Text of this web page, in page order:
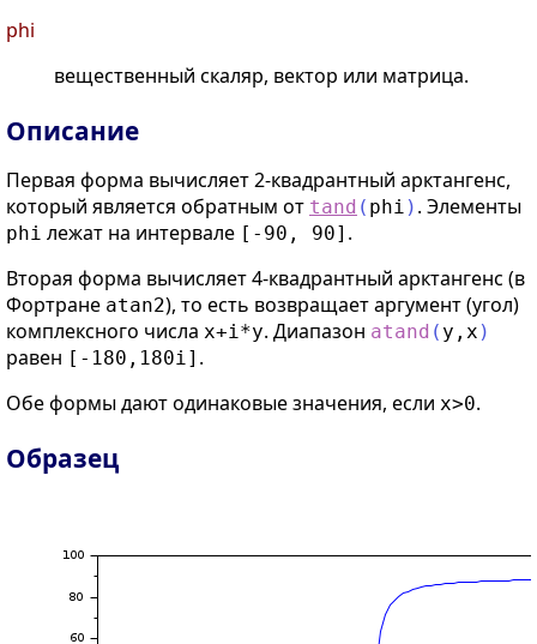
phi
вещественный скаляр, вектор или матрица.
Описание
Первая форма вычисляет 2-квадрантный арктангенс,
который является обратным от tand ( phi ) . Элементы
phi лежат на интервале [-90, 90] .
Вторая форма вычисляет 4-квадрантный арктангенс (в
Фортране atan2), то есть возвращает аргумент (угол)
комплексного числа x+i*y. Диапазон atand ( y , x )
равен [-180,180i] .
Обе формы дают одинаковые значения, если x>0.
Образец